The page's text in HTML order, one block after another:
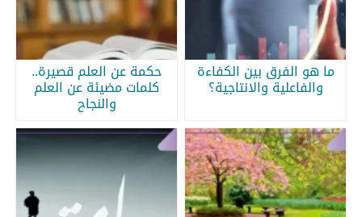
ما هو الفرق بين الكفاءة
والفاعلية والانتاجية؟
حكمة عن العلم قصيرة..
كلمات مضيئة عن العلم
والنجاح